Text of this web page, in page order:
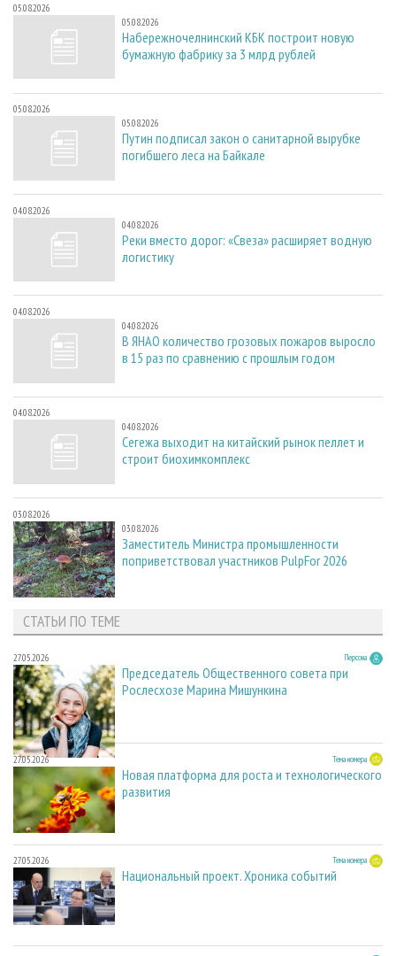
05.08.2026
05.08.2026
Набережночелнинский КБК построит новую
бумажную фабрику за 3 млрд рублей
05.08.2026
05.08.2026
Путин подписал закон о санитарной вырубке
погибшего леса на Байкале
04.08.2026
04.08.2026
Реки вместо дорог: «Свеза» расширяет водную
логистику
04.08.2026
04.08.2026
В ЯНАО количество грозовых пожаров выросло
в 15 раз по сравнению с прошлым годом
04.08.2026
04.08.2026
Сегежа выходит на китайский рынок пеллет и
строит биохимкомплекс
03.08.2026
03.08.2026
Заместитель Министра промышленности
поприветствовал участников PulpFor 2026
СТАТЬИ ПО ТЕМЕ
27.05.2026 Персона
Председатель Общественного совета при
Рослесхозе Марина Мишункина
27.05.2026 Тема номера
Новая платформа для роста и технологического
развития
27.05.2026 Тема номера
Национальный проект. Хроника событий